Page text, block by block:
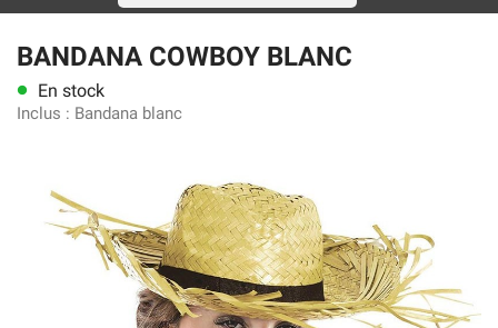
BANDANA COWBOY BLANC
lens En stock
Inclus : Bandana blanc